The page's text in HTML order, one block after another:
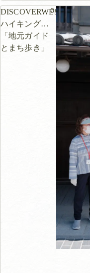
DISCOVERWEST
ハイキング
「地元ガイド
とまち歩き」
0m